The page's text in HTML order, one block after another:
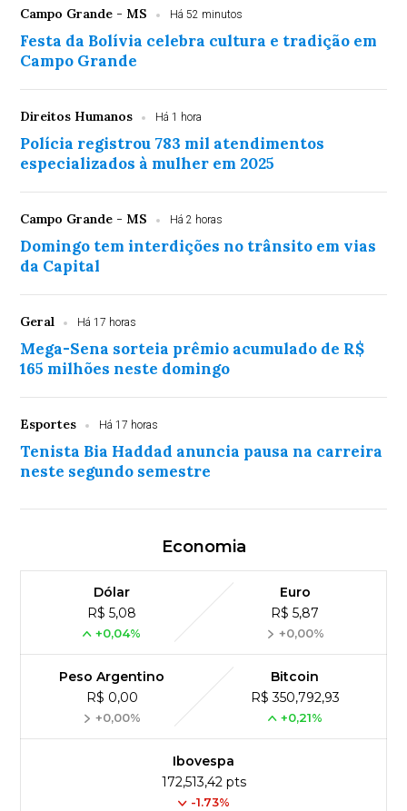
Campo Grande - MS Há 52 minutos
Festa da Bolívia celebra cultura e tradição em
Campo Grande
Direitos Humanos Há 1 hora
Polícia registrou 783 mil atendimentos
especializados à mulher em 2025
Campo Grande - MS Há 2 horas
Domingo tem interdições no trânsito em vias
da Capital
Geral Há 17 horas
Mega-Sena sorteia prêmio acumulado de R$
165 milhões neste domingo
Esportes Há 17 horas
Tenista Bia Haddad anuncia pausa na carreira
neste segundo semestre
Economia
Dólar
R$ 5,08
+0,04%
Euro
R$ 5,87
+0,00%
Peso Argentino
R$ 0,00
+0,00%
Bitcoin
R$ 350,792,93
+0,21%
Ibovespa
172,513,42 pts
-1.73%